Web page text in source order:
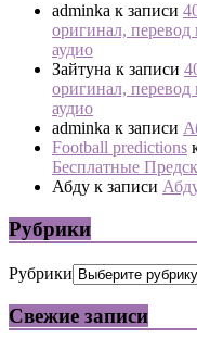
adminka к записи
оригинал,
аудио
Зайтуна к записи
оригинал,
аудио
adminka к записи
Football predictions
Бесплатные
Абду к записи
Рубрики
Рубрики
Свежие записи